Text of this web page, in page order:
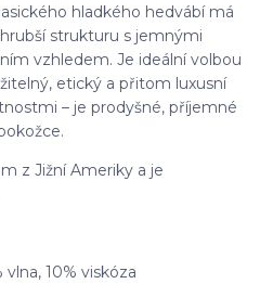
hladkého hedvábí má
strukturu s jemnými
vzhledem. Je ideální volbou
etický a přitom luxusní
– je prodyšné, příjemné
z Jižní Ameriky a je
10% viskóza